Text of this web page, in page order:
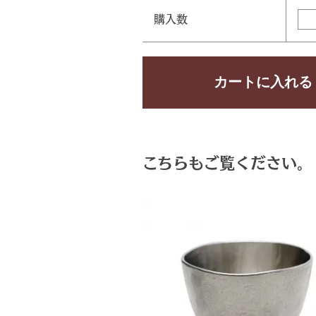
購入数
こちらもご覧ください。